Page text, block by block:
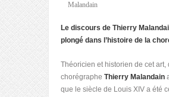
Malandain
Le discours de Thierry
plongé dans l’histoire de la
Théoricien et historien de cet art,
chorégraphe Thierry Malandain
que le siècle de Louis XIV a été